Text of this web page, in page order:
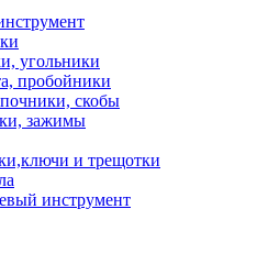
угольники
пробойники
скобы
зажимы
и трещотки
инструмент